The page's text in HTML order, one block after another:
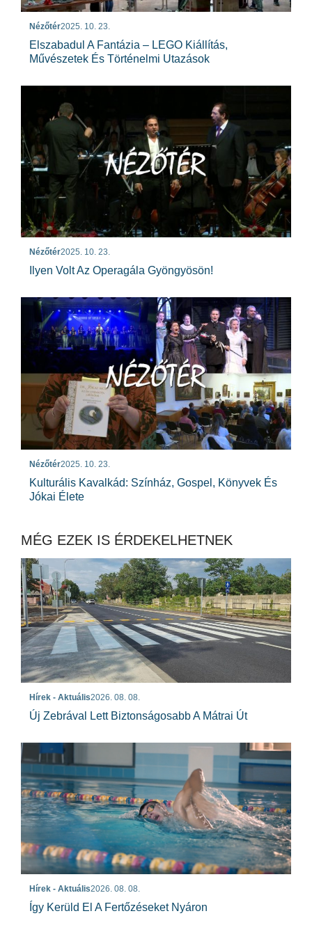
Nézőtér2025. 10. 23.
Elszabadul A Fantázia – LEGO Kiállítás,
Művészetek És Történelmi Utazások
Nézőtér2025. 10. 23.
Ilyen Volt Az Operagála Gyöngyösön!
Nézőtér2025. 10. 23.
Kulturális Kavalkád: Színház, Gospel, Könyvek És
Jókai Élete
MÉG EZEK IS ÉRDEKELHETNEK
Hírek - Aktuális2026. 08. 08.
Új Zebrával Lett Biztonságosabb A Mátrai Út
Hírek - Aktuális2026. 08. 08.
Így Kerüld El A Fertőzéseket Nyáron